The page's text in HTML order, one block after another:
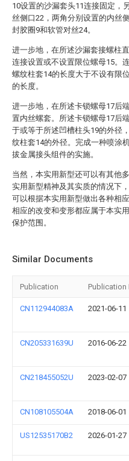
10设置的沙漏套头11连接固定，
丝侧口22，两角分别设置的内丝
封胶圈9和软管对丝24。
进一步地，在所述沙漏套接螺柱
连接设置或不设置限位螺母15。
螺纹柱套14的长度大于不设有限
的长度。
进一步地，在所述卡锁螺母17后
置内丝螺套。所述卡锁螺母17后
于或等于所述凹槽柱头19的外径
纹柱套14的外径。完成一种喷涂
拔金属接头组件的实施。
当然，本实用新型还可以有其他
实用新型精神及其实质的情况下
可以根据本实用新型做出各种相
相应的改变和变形都应属于本实
保护范围。
Similar Documents
Publication Publication
CN112944083A 2021-06-11
CN205331639U 2016-06-22
CN218455052U 2023-02-07
CN108105504A 2018-06-01
US12535170B2 2026-01-27